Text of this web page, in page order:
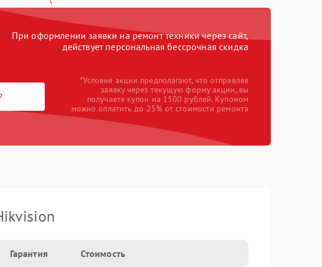
При оформлении заявки на ремонт техники через сайт,
действует персональная бессрочная скидка
*Условия акции предполагают, что отправляя
заявку через текущую форму акции, вы
получаете купон на 1500 рублей. Купоном
можно оплатить до 25% от стоимости ремонта
Гарантия Стоимость